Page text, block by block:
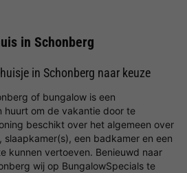
in Schonberg
in Schonberg naar keuze
of bungalow is een
huurt om de vakantie door te
beschikt over het algemeen over
slaapkamer(s), een badkamer en een
kunnen vertoeven. Benieuwd naar
wij op BungalowSpecials te